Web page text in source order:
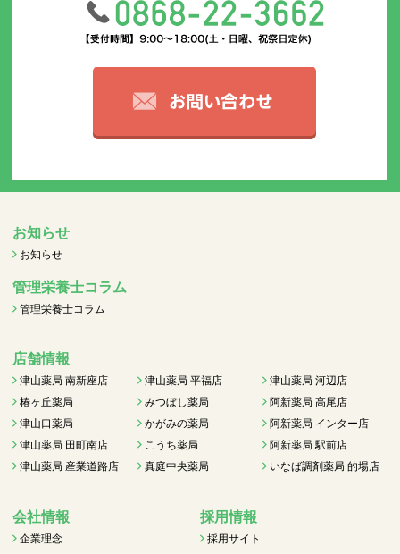
お知らせ
お知らせ
管理栄養士コラム
管理栄養士コラム
店舗情報
津山薬局 南新座店
椿ヶ丘薬局
津山口薬局
津山薬局 田町南店
津山薬局 産業道路店
津山薬局 平福店
みつぼし薬局
かがみの薬局
こうち薬局
真庭中央薬局
津山薬局 河辺店
阿新薬局 高尾店
阿新薬局 インター店
阿新薬局 駅前店
いなば調剤薬局 的場店
会社情報
企業理念
採用情報
採用サイト